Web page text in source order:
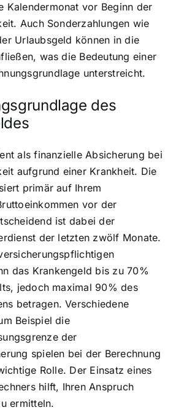
Kalendermonat vor Beginn der
Auch Sonderzahlungen wie
Urlaubsgeld können in die
was die Bedeutung einer
unterstreicht.
des
als finanzielle Absicherung bei
aufgrund einer Krankheit. Die
primär auf Ihrem
vor der
ist dabei der
der letzten zwölf Monate.
das Krankengeld bis zu 70%
jedoch maximal 90% des
betragen. Verschiedene
Beispiel die
der
spielen bei der Berechnung
Rolle. Der Einsatz eines
hilft, Ihren Anspruch
ermitteln.